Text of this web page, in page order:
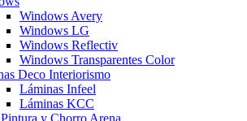
Windows Avery
Windows LG
Windows Reflectiv
Windows Transparentes Color
Deco Interiorismo
Láminas Infeel
Láminas KCC
y Chorro Arena